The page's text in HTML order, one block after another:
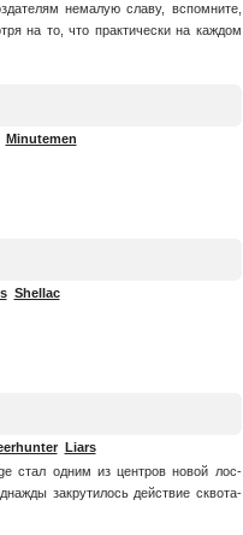
немалую славу, вспомните,
на то, что практически на каждом
Minutemen
Shellac
Liars
стал одним из центров новой лос-
закрутилось действие сквота-